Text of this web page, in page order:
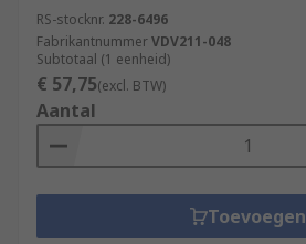
RS-stocknr. 228-6496
FabrikantnummerVDV211-048
Subtotaal (1 eenheid)
€ 57,75(excl. BTW)
Aantal
Toevoegen